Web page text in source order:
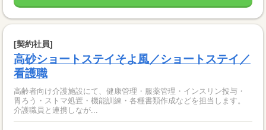
[契約社員]
高砂ショートステイそよ風／ショートステイ／
看護職
高齢者向け介護施設にて、健康管理・服薬管理・インスリン投与・
胃ろう・ストマ処置・機能訓練・各種書類作成などを担当します。
介護職員と連携しなが...